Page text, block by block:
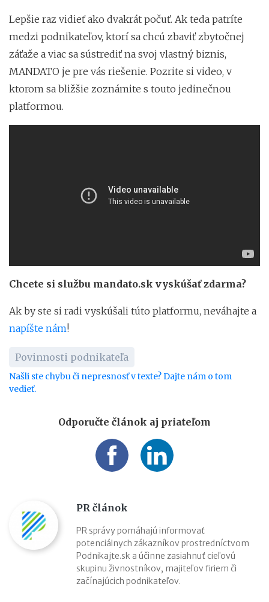
Lepšie raz vidieť ako dvakrát počuť. Ak teda patríte
medzi podnikateľov, ktorí sa chcú zbaviť zbytočnej
záťaže a viac sa sústrediť na svoj vlastný biznis,
MANDATO je pre vás riešenie. Pozrite si video, v
ktorom sa bližšie zoznámite s touto jedinečnou
platformou.
Chcete si službu mandato.sk vyskúšať zdarma?
Ak by ste si radi vyskúšali túto platformu, neváhajte a
napíšte nám!
Povinnosti podnikateľa
Našli ste chybu či nepresnosť v texte? Dajte nám o tom
vedieť.
Odporučte článok aj priateľom
PR článok
PR správy pomáhajú informovať
potenciálnych zákazníkov prostredníctvom
Podnikajte.sk a účinne zasiahnuť cieľovú
skupinu živnostníkov, majiteľov firiem či
začínajúcich podnikateľov.